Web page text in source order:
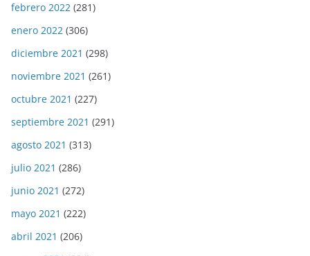
febrero 2022 (281)
enero 2022 (306)
diciembre 2021 (298)
noviembre 2021 (261)
octubre 2021 (227)
septiembre 2021 (291)
agosto 2021 (313)
julio 2021 (286)
junio 2021 (272)
mayo 2021 (222)
abril 2021 (206)